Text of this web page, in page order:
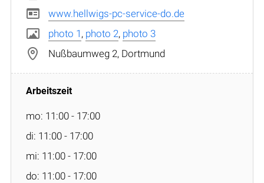
www.hellwigs-pc-service-do.de
photo 1 , photo 2, photo 3
Nußbaumweg 2, Dortmund
mo: 11:00 - 17:00
di: 11:00 - 17:00
mi: 11:00 - 17:00
do: 11:00 - 17:00